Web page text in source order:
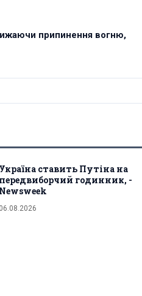
припинення вогню,
Україна ставить Путіна на
передвиборчий годинник, -
Newsweek
06.08.2026